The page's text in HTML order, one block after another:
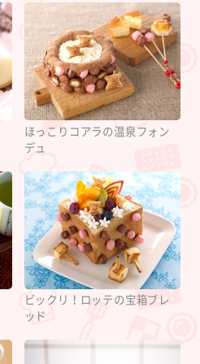
ほっこりコアラの温泉フォン
デュ
ビックリ！ロッテの宝箱ブレ
ッド